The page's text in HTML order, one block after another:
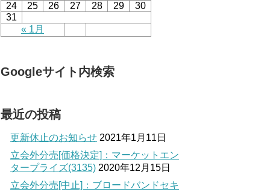
« 1月
24
25 26 27 28 29
30
31
Googleサイト内検索
最近の投稿
更新休止のお知らせ 2021年1月11日
立会外分売[価格決定]：マーケットエン
タープライズ(3135) 2020年12月15日
立会外分売[中止]：ブロードバンドセキ